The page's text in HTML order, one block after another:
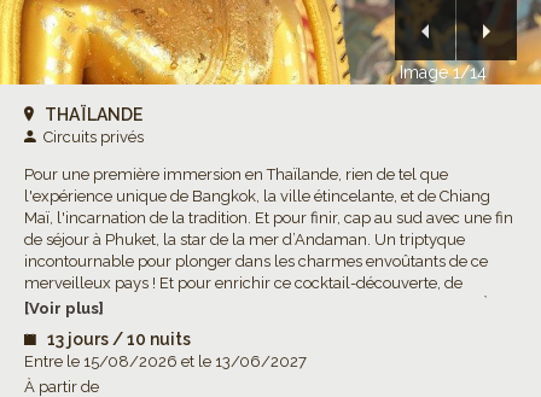
Image 1/14
THAÏLANDE
Circuits privés
Pour une première immersion en Thaïlande, rien de tel que
l'expérience unique de Bangkok, la ville étincelante, et de Chiang
Maï, l'incarnation de la tradition. Et pour finir, cap au sud avec une fin
de séjour à Phuket, la star de la mer d’Andaman. Un triptyque
incontournable pour plonger dans les charmes envoûtants de ce
merveilleux pays ! Et pour enrichir ce cocktail-découverte, de
nombreuses excursions optionnelles à choisir selon vos envies ! À
[Voir plus]
13 jours / 10 nuits
Entre le 15/08/2026 et le 13/06/2027
À partir de